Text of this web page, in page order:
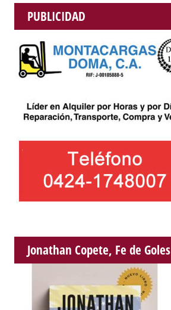
PUBLICIDAD
Jonathan Copete, Fe de Goles